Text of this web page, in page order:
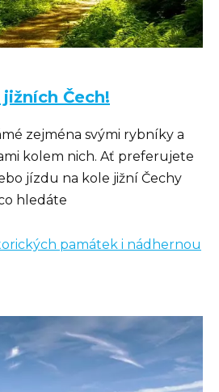
Čech!
zejména svými rybníky a
kolem nich. Ať preferujete
jízdu na kole jižní Čechy
hledáte
památek i nádhernou